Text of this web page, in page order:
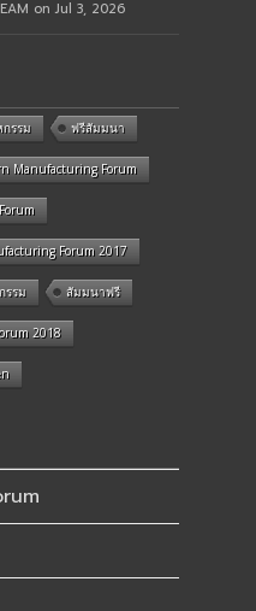
on Jul 3, 2026
รรม ฟรีสัมมนา
Manufacturing Forum
Forum 2017
รรม สัมมนาฟรี
2018